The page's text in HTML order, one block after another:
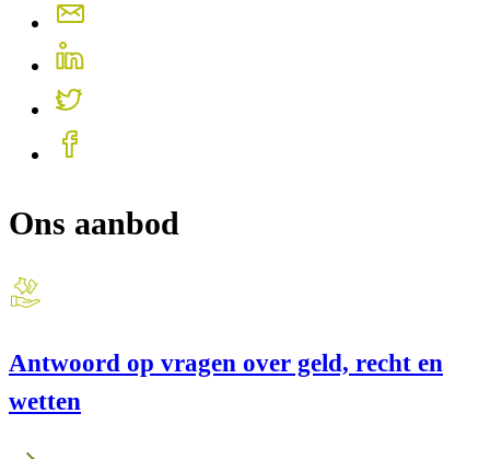
Ons aanbod
Antwoord op vragen over geld, recht en
wetten